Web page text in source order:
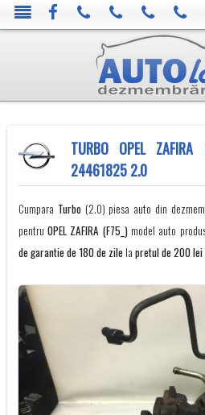
TURBO OPEL
24461825 2.0
Cumpara Turbo(2.0) piesa auto din
pentruOPEL ZAFIRA (F75_)model auto
de garantie de 180 de zile la pretul de 200 lei